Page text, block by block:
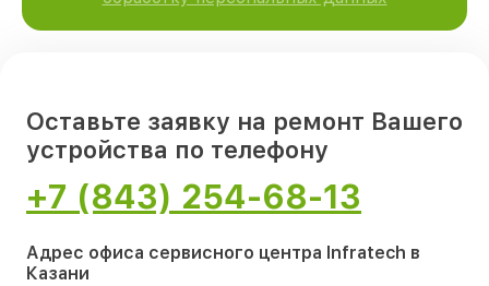
Оставьте заявку на ремонт Вашего
устройства по телефону
+7 (843) 254-68-13
Адрес офиса сервисного центра Infratech в
Казани